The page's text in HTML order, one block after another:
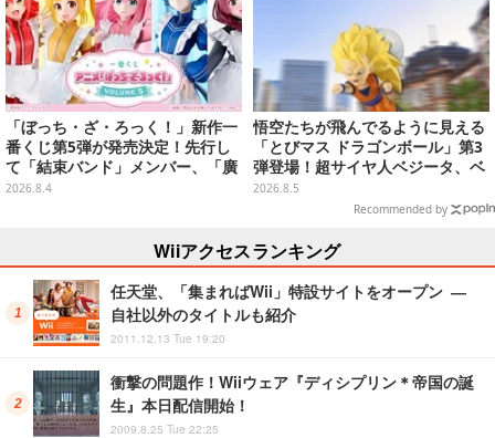
「ぼっち・ざ・ろっく！」新作一
番くじ第5弾が発売決定！先行し
て「結束バンド」メンバー、「廣
井きくり」のメイド衣装フィギュ
2026.8.4
悟空たちが飛んでるように見える
「とびマス ドラゴンボール」第3
弾登場！超サイヤ人ベジータ、ベ
ジットなど全6種
2026.8.5
Recommended by
Wiiアクセスランキング
任天堂、「集まればWii」特設サイトをオープン ―
自社以外のタイトルも紹介
2011.12.13 Tue 19:20
衝撃の問題作！Wiiウェア『ディシプリン＊帝国の誕
生』本日配信開始！
2009.8.25 Tue 22:25